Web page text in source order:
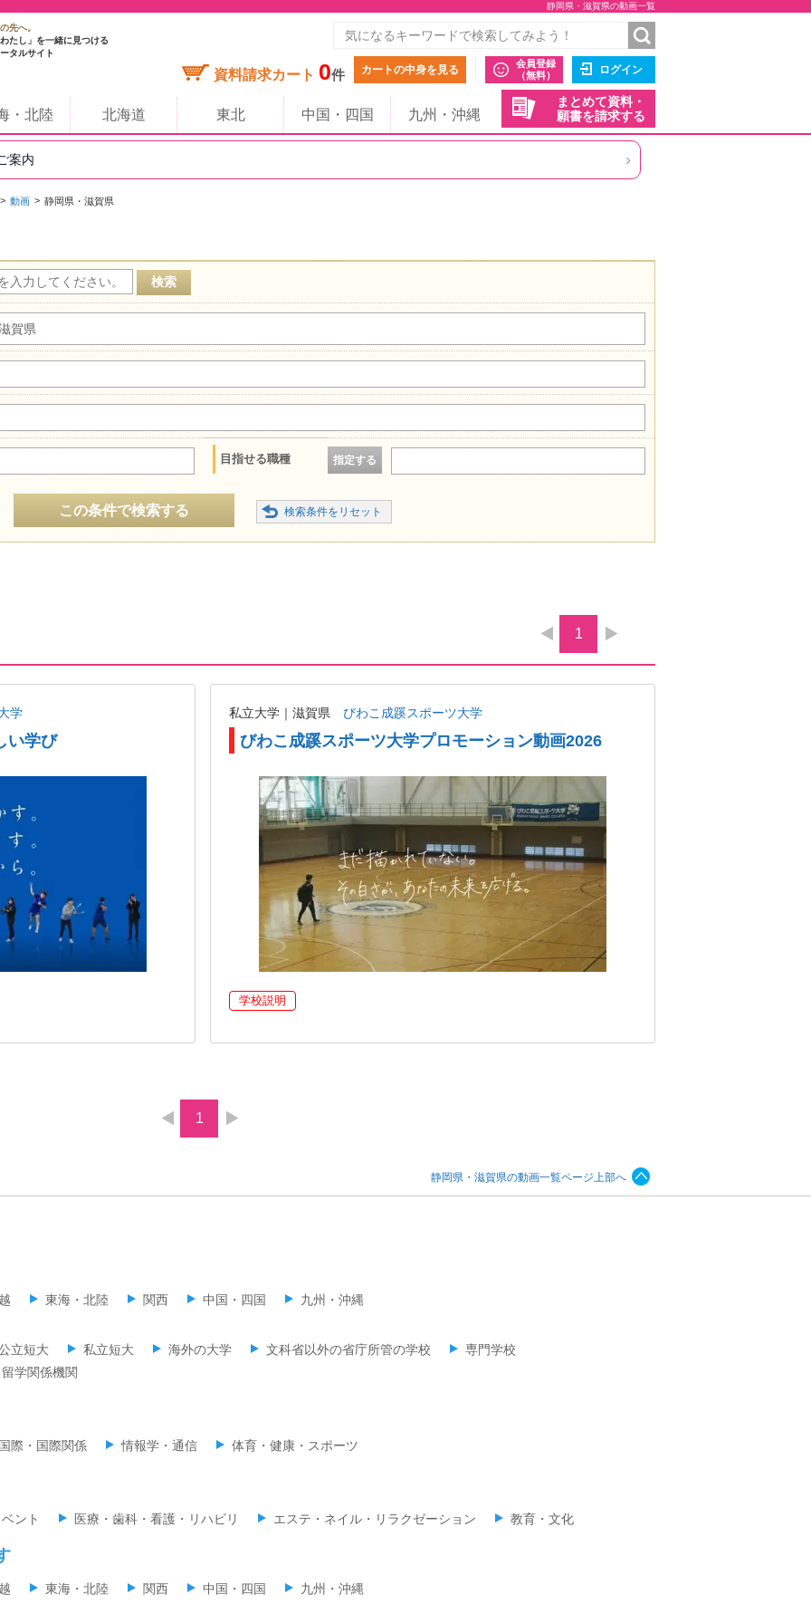
静岡県・滋賀県の動画一覧
先へ。
たし」を一緒に見つける
タルサイト
資料請求カート 0件 カートの中身を見る
会員登録
（無料）
ログイン
まとめて資料・
願書を請求する
・北陸 北海道 東北 中国・四国 九州・沖縄
案内 ›
動画 静岡県・滋賀県
賀県
目指せる職種 指定する
この条件で検索する
1
学
い学び
私立大学｜滋賀県 びわこ成蹊スポーツ大学
びわこ成蹊スポーツ大学プロモーション動画2026
学校説明
1
静岡県・滋賀県の動画一覧ページ上部へ
東海・北陸 関西 中国・四国 九州・沖縄
立短大 私立短大 海外の大学 文科省以外の省庁所管の学校
専門学校
留学関係機関
際・国際関係 情報学・通信 体育・健康・スポーツ
ント 医療・歯科・看護・リハビリ エステ・ネイル・リラクゼーション 教育・文化
東海・北陸 関西 中国・四国 九州・沖縄